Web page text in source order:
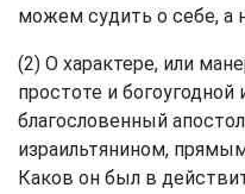
можем судить о себе, а
(2) О характере, или
простоте и
благословенный
израильтянином,
Каков он был в